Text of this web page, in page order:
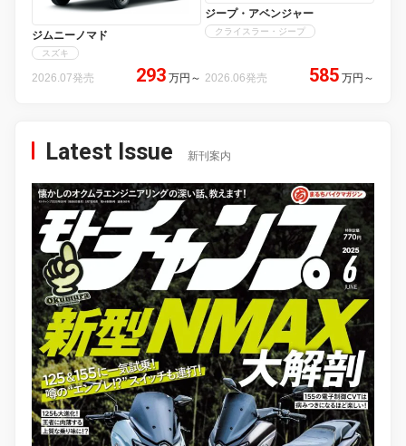
ジムニーノマド
スズキ
2026.07発売 293 万円 ～
ジープ・アベンジャー
クライスラー・ジープ
2026.06発売 585 万円 ～
Latest Issue 新刊案内